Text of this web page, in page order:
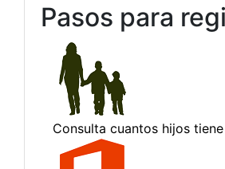
Pasos para